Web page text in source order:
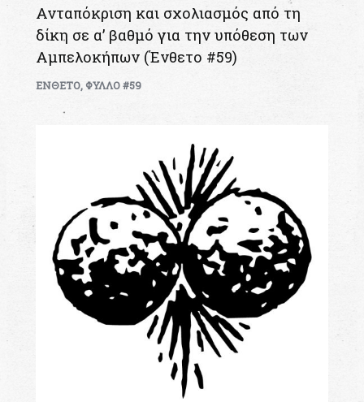
Ανταπόκριση και σχολιασμός από τη
δίκη σε α’ βαθμό για την υπόθεση των
Αμπελοκήπων (Ένθετο #59)
ΕΝΘΕΤΟ, ΦΥΛΛΟ #59